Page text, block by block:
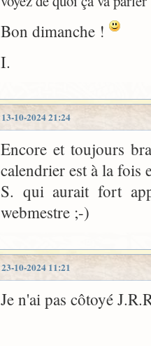
Bon dimanche !
I.
13-10-2024 21:24
Encore et toujours
calendrier est à la fois
S. qui aurait fort
webmestre ;-)
23-10-2024 11:21
Je n'ai pas côtoyé